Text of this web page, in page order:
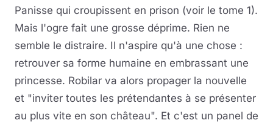
Panisse qui croupissent en prison (voir le tome 1).
Mais l'ogre fait une grosse déprime. Rien ne
semble le distraire. Il n'aspire qu'à une chose :
retrouver sa forme humaine en embrassant une
princesse. Robilar va alors propager la nouvelle
et "inviter toutes les prétendantes à se présenter
au plus vite en son château". Et c'est un panel de